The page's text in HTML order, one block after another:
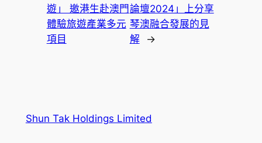
遊」 邀港生赴澳門
體驗旅遊產業多元
項目
論壇2024」上分享
琴澳融合發展的見
解
→
Shun Tak Holdings Limited